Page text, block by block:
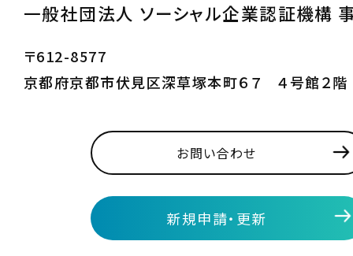
一般社団法人 ソーシャル企業認証機構
〒612-8577
京都府京都市伏見区深草塚本町６７ ４号館２階
お問い合わせ
新規申請・更新